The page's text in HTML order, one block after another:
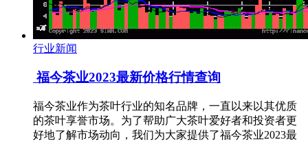
行业新闻
福今茶业2023最新价格行情查询
福今茶业作为茶叶行业的知名品牌，一直以来以其优质
的茶叶享誉市场。为了帮助广大茶叶爱好者和投资者更
好地了解市场动向，我们为大家提供了福今茶业2023最